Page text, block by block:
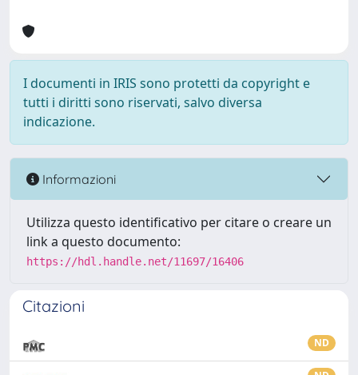
I documenti in IRIS sono protetti da copyright e
tutti i diritti sono riservati, salvo diversa
indicazione.
Informazioni
Utilizza questo identificativo per citare o creare un
link a questo documento:
https://hdl.handle.net/11697/16406
Citazioni
ND